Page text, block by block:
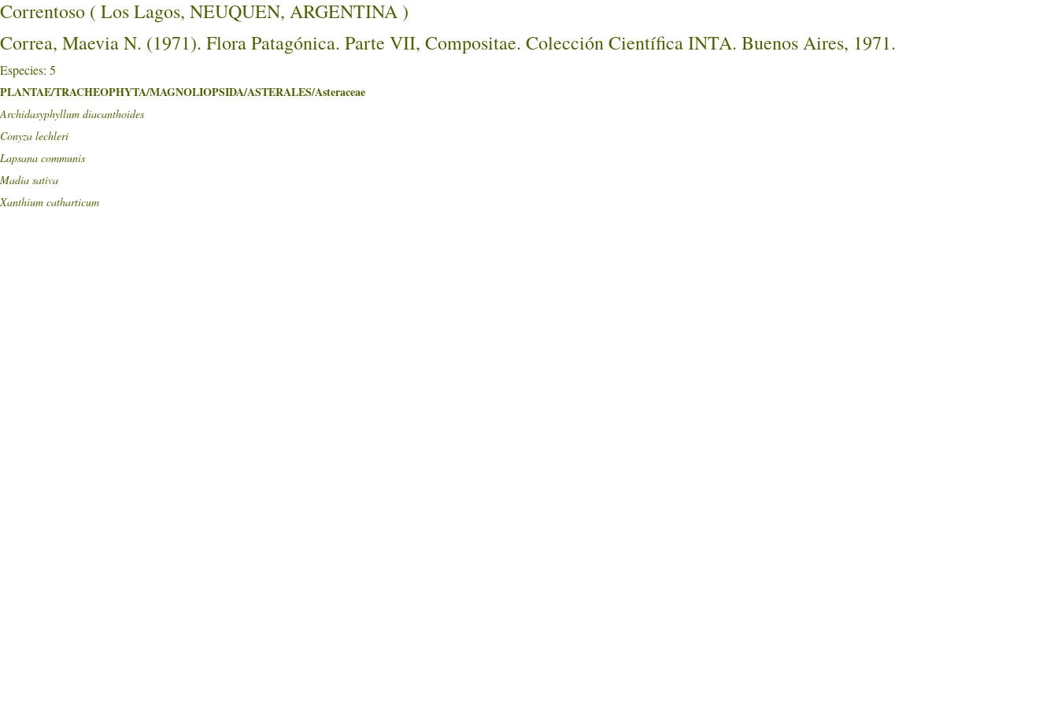
Correntoso ( Los Lagos, NEUQUEN, ARGENTINA )
Correa, Maevia N. (1971). Flora Patagónica. Parte VII, Compositae. Colección Científica INTA. Buenos Aires, 1971.
Especies: 5
PLANTAE/TRACHEOPHYTA/MAGNOLIOPSIDA/ASTERALES/Asteraceae
Archidasyphyllum diacanthoides
Conyza lechleri
Lapsana communis
Madia sativa
Xanthium catharticum